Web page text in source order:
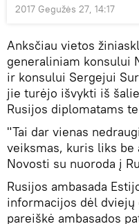
2017 Gegužės 27, 14:17
Anksčiau vietos
generaliniam konsului
ir konsului Sergejui
jie turėjo išvykti iš
Rusijos diplomatams
"Tai dar vienas
veiksmas, kuris liks be
Novosti su nuoroda į
Rusijos ambasada
informacijos dėl
pareiškė ambasados